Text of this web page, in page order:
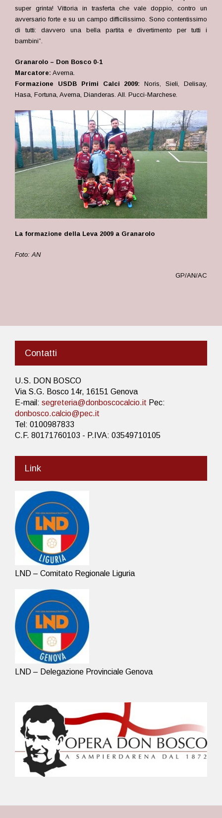
super grinta! Vittoria in trasferta che vale doppio, contro un
avversario forte e su un campo difficilissimo. Sono contentissimo
di tutti: davvero una bella partita e divertimento per tutti i
bambini”.
Granarolo – Don Bosco 0-1
Marcatore: Averna.
Formazione USDB Primi Calci 2009:Noris, Sieli, Delisay,
Hasa, Fortuna, Averna, Dianderas. All. Pucci-Marchese.
La formazione della Leva 2009 a Granarolo
Foto: AN
GP/AN/AC
Contatti
U.S. DON BOSCO
Via S.G. Bosco 14r, 16151 Genova
E-mail: segreteria@donboscocalcio.it Pec:
donbosco.calcio@pec.it
Tel: 0100987833
C.F. 80171760103 - P.IVA: 03549710105
Link
LND – Comitato Regionale Liguria
LND – Delegazione Provinciale Genova